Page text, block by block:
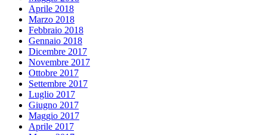
Aprile 2018
Marzo 2018
Febbraio 2018
Gennaio 2018
Dicembre 2017
Novembre 2017
Ottobre 2017
Settembre 2017
Luglio 2017
Giugno 2017
Maggio 2017
Aprile 2017